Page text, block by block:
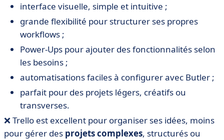
interface visuelle, simple et intuitive ;
grande flexibilité pour structurer ses propres
workflows ;
Power-Ups pour ajouter des fonctionnalités selon
les besoins ;
automatisations faciles à configurer avec Butler ;
parfait pour des projets légers, créatifs ou
transverses.
❌ Trello est excellent pour organiser ses idées, moins
pour gérer des projets complexes, structurés ou